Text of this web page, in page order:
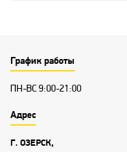
График работы
ПН-ВС 9:00-21:00
Адрес
Г. ОЗЕРСК,